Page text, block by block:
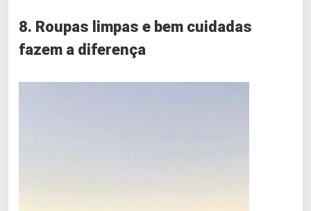
8. Roupas limpas e bem cuidadas
fazem a diferença